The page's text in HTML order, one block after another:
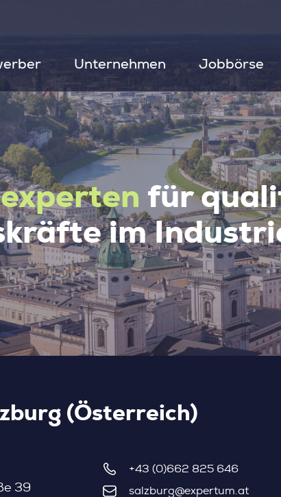
Unternehmen Jobbörse
für
im
(Österreich)
39
+43 (0)662 825 646
salzburg@expertum.at